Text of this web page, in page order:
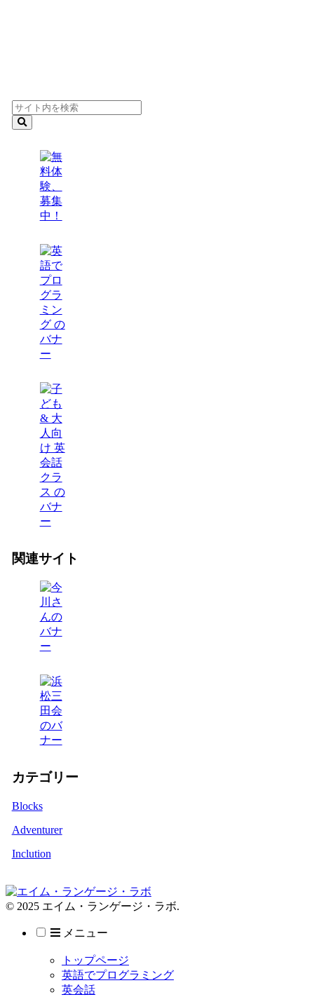
関連サイト
カテゴリー
Blocks
Adventurer
Inclution
© 2025 エイム・ランゲージ・ラボ.
メニュー
トップページ
英語でプログラミング
英会話